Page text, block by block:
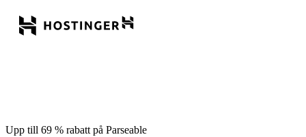
Upp till 69 % rabatt på Parseable